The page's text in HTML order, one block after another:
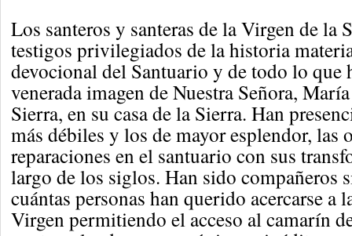
Los santeros y santeras de la Virgen de la
testigos privilegiados de la historia
devocional del Santuario y de todo lo que
venerada imagen de Nuestra Señora,
Sierra, en su casa de la Sierra. Han
más débiles y los de mayor esplendor, las
reparaciones en el santuario con sus
largo de los siglos. Han sido compañeros
cuántas personas han querido acercarse a
Virgen permitiendo el acceso al camarín